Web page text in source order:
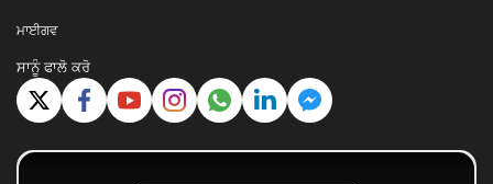
ਮਾਈਗਵ
ਸਾਨੂੰ ਫਾਲੋ ਕਰੋ